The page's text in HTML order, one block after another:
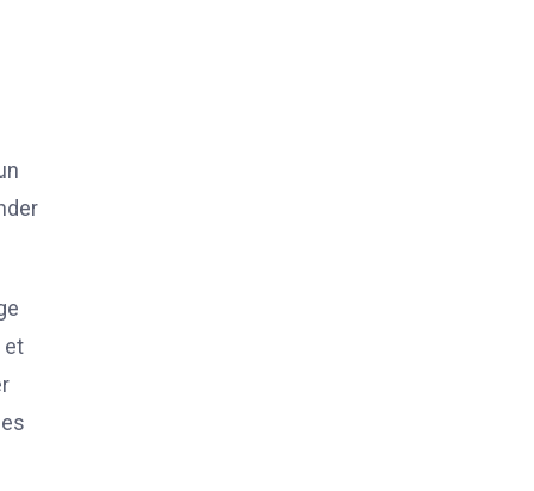
et